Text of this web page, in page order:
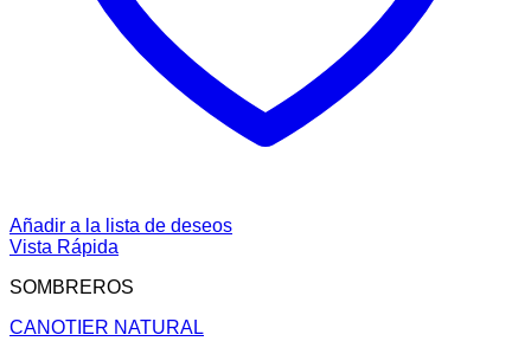
Añadir a la lista de deseos
Vista Rápida
SOMBREROS
CANOTIER NATURAL